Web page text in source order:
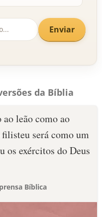
Enviar
da Bíblia
ao leão como ao
será como um
os exércitos do Deus
Bíblica